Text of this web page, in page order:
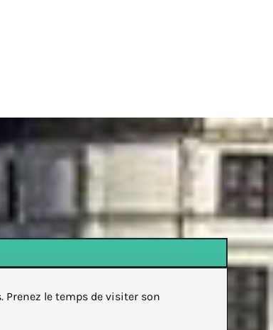
Prenez le temps de visiter son